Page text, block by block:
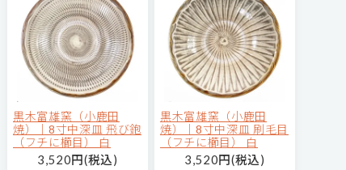
黒木富雄窯（小鹿田
焼）｜8寸中深皿 飛び鉋
（フチに櫛目） 白
3,520円(税込)
黒木富雄窯（小鹿田
焼）｜8寸中深皿 刷毛目
（フチに櫛目） 白
3,520円(税込)